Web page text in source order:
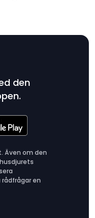
den
Även om den
en